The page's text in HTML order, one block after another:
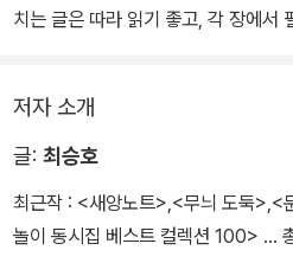
치는 글은 따라 읽기 좋고, 각 장에서
저자 소개
글: 최승호
최근작 : <새앙노트>,<무늬 도둑>,<
놀이 동시집 베스트 컬렉션 100> …